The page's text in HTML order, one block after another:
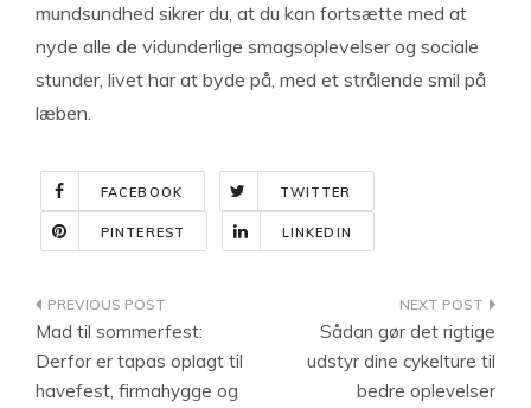
mundsundhed sikrer du, at du kan fortsætte med at
nyde alle de vidunderlige smagsoplevelser og sociale
stunder, livet har at byde på, med et strålende smil på
læben.
FACEBOOK TWITTER
PINTEREST LINKEDIN
Indlægsnavigation
Mad til sommerfest:
Derfor er tapas oplagt til
havefest, firmahygge og
Sådan gør det rigtige
udstyr dine cykelture til
bedre oplevelser